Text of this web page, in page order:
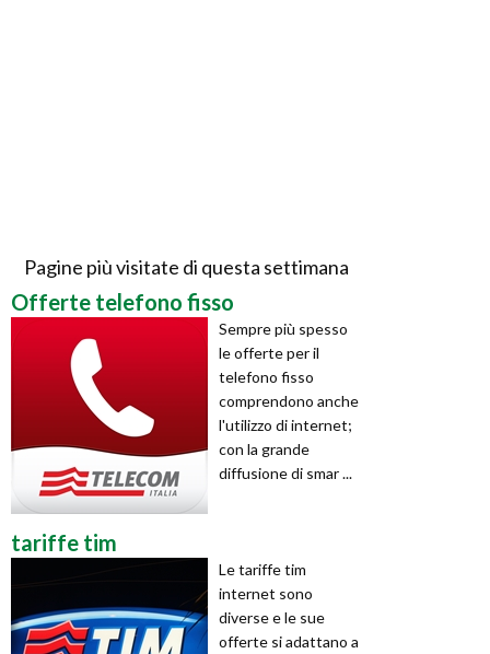
Pagine più visitate di questa settimana
Offerte telefono fisso
Sempre più spesso
le offerte per il
telefono fisso
comprendono anche
l'utilizzo di internet;
con la grande
diffusione di smar ...
tariffe tim
Le tariffe tim
internet sono
diverse e le sue
offerte si adattano a